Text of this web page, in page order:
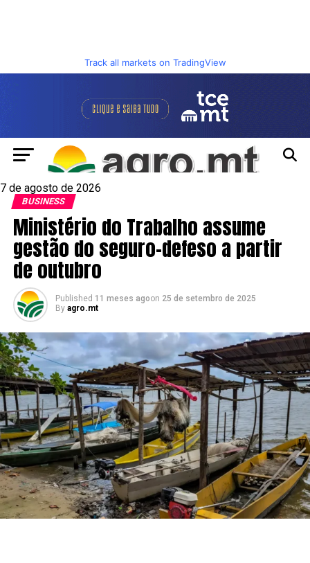
Track all markets on TradingView
7 de agosto de 2026
BUSINESS
Ministério do Trabalho assume
gestão do seguro-defeso a partir
de outubro
Published 11 meses agoon 25 de setembro de 2025
By agro.mt